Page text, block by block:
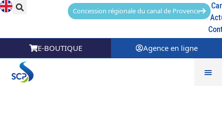
Concession régionale du canal de Provence
E-BOUTIQUE Agence en ligne